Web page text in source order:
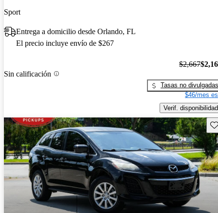
Sport
Entrega a domicilio desde Orlando, FL
El precio incluye envío de $267
Sin calificación
$2,667
Tasas no divulgadas
$46/mes
Verif. disponibilidad